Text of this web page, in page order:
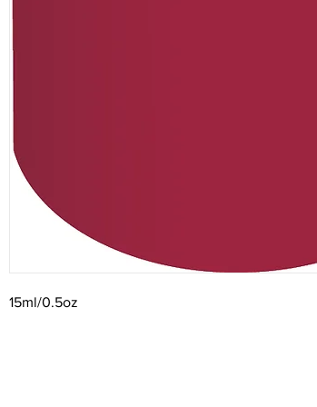
15ml/0.5oz